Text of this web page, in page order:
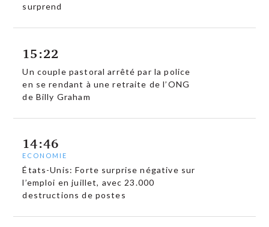
surprend
15:22
Un couple pastoral arrêté par la police
en se rendant à une retraite de l’ONG
de Billy Graham
14:46
ECONOMIE
États-Unis: Forte surprise négative sur
l’emploi en juillet, avec 23.000
destructions de postes